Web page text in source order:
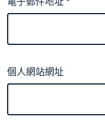
個人網站網址